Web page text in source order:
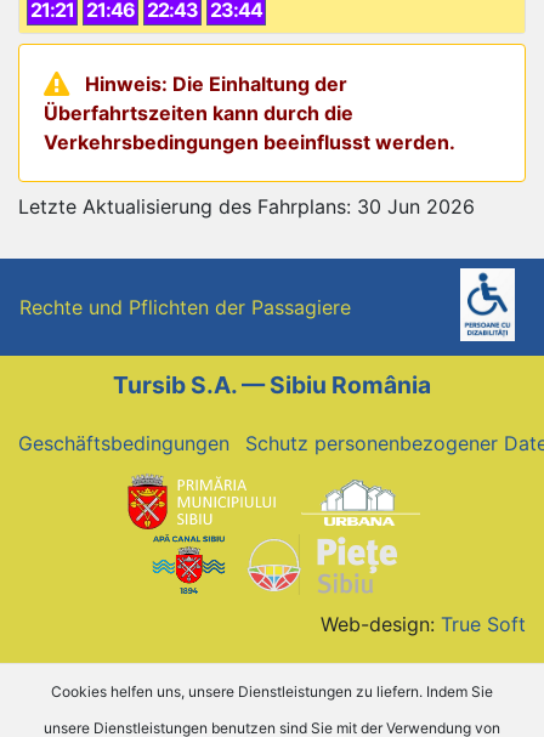
21:21 21:46 22:43 23:44
Hinweis: Die Einhaltung der
Überfahrtszeiten kann durch die
Verkehrsbedingungen beeinflusst werden.
Letzte Aktualisierung des Fahrplans: 30 Jun 2026
Rechte und Pflichten der Passagiere
Tursib S.A. — Sibiu România
Geschäftsbedingungen Schutz personenbezogener
Web-design: True Soft
Cookies helfen uns, unsere Dienstleistungen zu liefern. Indem Sie
unsere Dienstleistungen benutzen sind Sie mit der Verwendung von